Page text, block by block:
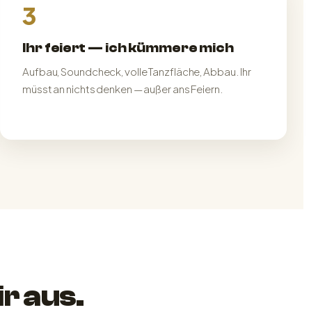
3
Ihr feiert — ich kümmere mich
Aufbau, Soundcheck, volle Tanzfläche, Abbau. Ihr
müsst an nichts denken — außer ans Feiern.
aus.